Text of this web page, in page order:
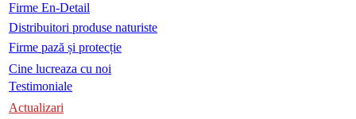
Firme En-Detail
Distribuitori produse naturiste
Firme pază și protecție
Cine lucreaza cu noi
Testimoniale
Actualizari